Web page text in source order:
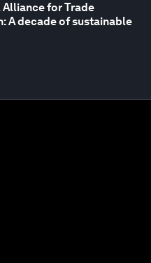
Alliance for Trade
A decade of sustainable